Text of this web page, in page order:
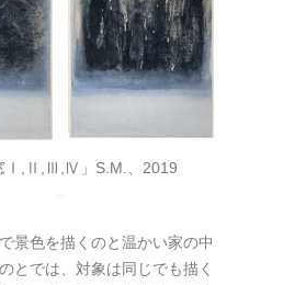
Ⅰ,Ⅱ,Ⅲ,Ⅳ」S.M.、2019
景色を描くのと温かい家の中
とでは、対象は同じでも描く